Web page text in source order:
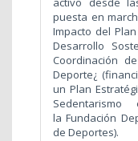
puesta en
Impacto del
Desarrollo
Coordinación
Deporte¿
un Plan
la Fundación
de Deportes).